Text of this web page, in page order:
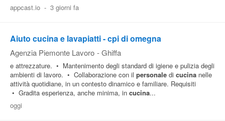
appcast.io - 3 giorni fa
Aiuto cucina e lavapiatti - cpi di omegna
Agenzia Piemonte Lavoro - Ghiffa
e attrezzature. • Mantenimento degli standard di igiene e pulizia degli
ambienti di lavoro. • Collaborazione con il personale di cucina nelle
attività quotidiane, in un contesto dinamico e familiare. Requisiti
• Gradita esperienza, anche minima, in cucina...
oggi